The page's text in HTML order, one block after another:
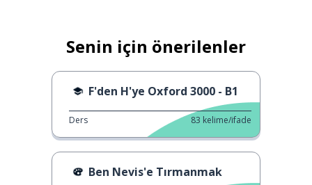
Senin için önerilenler
F'den H'ye Oxford 3000 - B1
Ders 83 kelime/ifade
Ben Nevis'e Tırmanmak